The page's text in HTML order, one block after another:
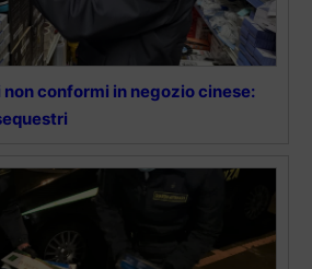
conformi in negozio cinese: